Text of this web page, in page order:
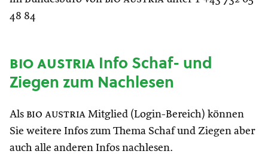
48 84
bio austria Info Schaf- und
Ziegen zum Nachlesen
Als bio austria Mitglied (Login-Bereich) können
Sie weitere Infos zum Thema Schaf und Ziegen aber
auch alle anderen Infos nachlesen.